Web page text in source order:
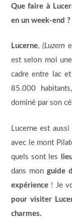
Que faire à
en un week-end ?
Lucerne, (Luzern
est selon moi
cadre entre lac
85.000
dominé par son
Lucerne est
avec le mont
quels sont les
dans monguide
expérience! Je
pour visiter
charmes.